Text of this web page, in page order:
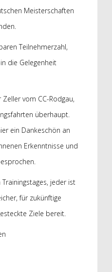
Meisterschaften
Teilnehmerzahl,
die Gelegenheit
vom CC-Rodgau,
überhaupt.
ein Dankeschön an
Erkenntnisse und
jeder ist
für zukünftige
Ziele bereit.